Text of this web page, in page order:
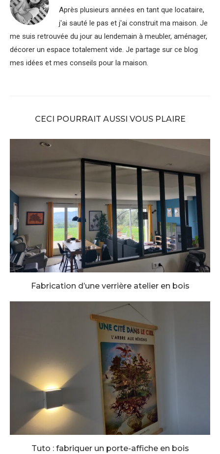
Après plusieurs années en tant que locataire,
j'ai sauté le pas et j'ai construit ma maison. Je
me suis retrouvée du jour au lendemain à meubler, aménager,
décorer un espace totalement vide. Je partage sur ce blog
mes idées et mes conseils pour la maison.
CECI POURRAIT AUSSI VOUS PLAIRE
Fabrication d’une verrière atelier en bois
Tuto : fabriquer un porte-affiche en bois